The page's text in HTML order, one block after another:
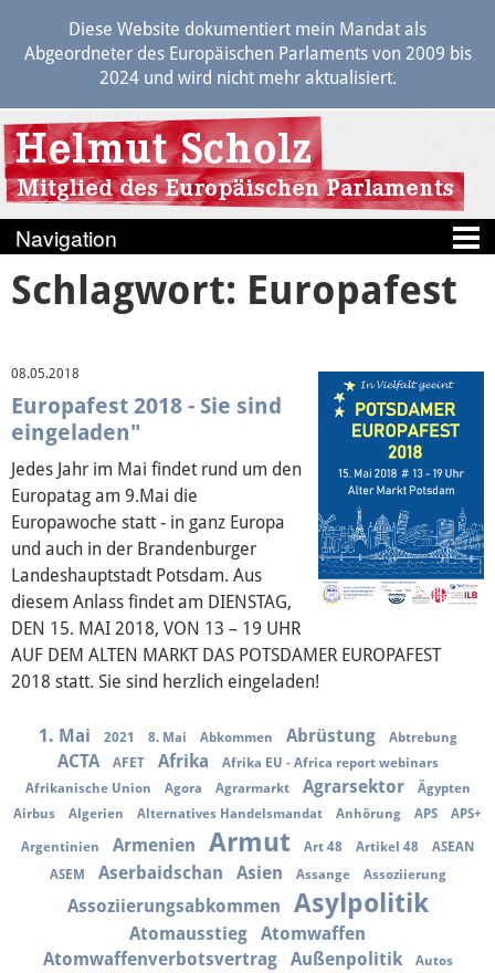
Diese Website dokumentiert mein Mandat als
Abgeordneter des Europäischen Parlaments von 2009 bis
2024 und wird nicht mehr aktualisiert.
Blog
Politik
Transparenz
Über mich
Vor Ort
Kontakt
Reden
Termine
Presse
Mediathek
Schlagwort: Europafest
08.05.2018
Europafest 2018 - Sie sind
eingeladen"
Jedes Jahr im Mai findet rund um den
Europatag am 9.Mai die
Europawoche statt - in ganz Europa
und auch in der Brandenburger
Landeshauptstadt Potsdam. Aus
diesem Anlass findet am DIENSTAG,
DEN 15. MAI 2018, VON 13 – 19 UHR
AUF DEM ALTEN MARKT DAS POTSDAMER EUROPAFEST
2018 statt. Sie sind herzlich eingeladen!
1. Mai 2021 8. Mai Abkommen Abrüstung Abtrebung
ACTA AFET Afrika
Afrika EU - Africa report webinars
Afrikanische Union
Agora Agrarmarkt Agrarsektor
Ägypten
Airbus
Algerien Alternatives Handelsmandat Anhörung APS APS+
Argentinien Armenien Armut Art 48 Artikel 48
ASEAN
ASEM
Aserbaidschan Asien Assange Assoziierung
Assoziierungsabkommen Asylpolitik
Atomausstieg
Atomwaffen
Atomwaffenverbotsvertrag
Außenpolitik
Autos